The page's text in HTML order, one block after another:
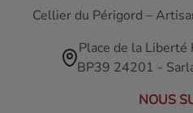
Cellier du Périgord –
Place de la
BP39 24201 -
NOUS